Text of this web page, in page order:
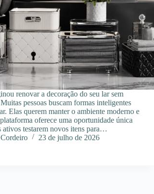
renovar a decoração do seu lar sem
pessoas buscam formas inteligentes
Elas querem manter o ambiente moderno e
oferece uma oportunidade única
ativos testarem novos itens para…
23 de julho de 2026